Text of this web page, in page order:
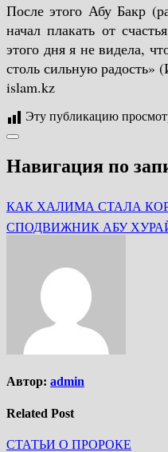
После этого Абу Бакр
начал плакать от
этого дня я не видела,
столь сильную
islam.kz
Эту публикацию
Навигация по
СПОДВИЖНИК АБУ
Автор: admin
Related Post
СТАТЬИ О ПРОРОКЕ